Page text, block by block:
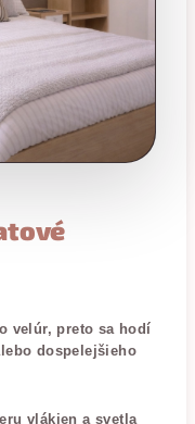
velúr, preto sa hodí
dospelejšieho
vlákien a svetla